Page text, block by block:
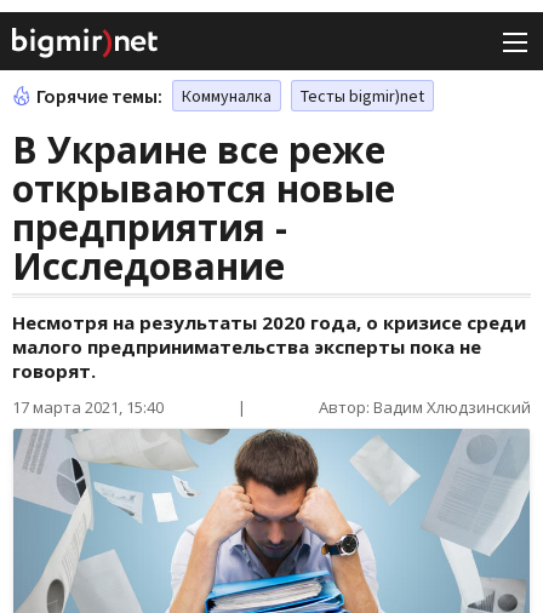
Горячие темы: Коммуналка Тесты bigmir)net
В Украине все реже
открываются новые
предприятия -
Исследование
Несмотря на результаты 2020 года, о кризисе среди
малого предпринимательства эксперты пока не
говорят.
17 марта 2021, 15:40 | Автор: Вадим Хлюдзинский